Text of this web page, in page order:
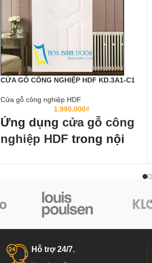
CỬA GỖ CÔNG NGHIỆP HDF KD.3A1-C1
Cửa gỗ công nghiệp HDF
1.990.000₫
Ứng dụng cửa gỗ công
nghiệp HDF trong nội
các công trình công nghiệp và dân dụng như
chung cư, Biệt thự, nhà phố ở các nước tiên
tiến như Mỹ, Hàn Quốc, Nhật Bản…
Việt Nam, có các đơn vị cung cấp hàng chất
lượng và uy tín hàng đầu tại Việt Nam như :
Hỗ trợ 24/7.